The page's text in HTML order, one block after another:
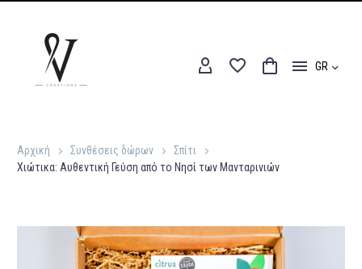
GR
Αρχική
Αρχική Συνθέσεις δώρων
Σπίτι
Χιώτικα: Αυθεντική Γεύση από το Νησί των Μανταρινιών